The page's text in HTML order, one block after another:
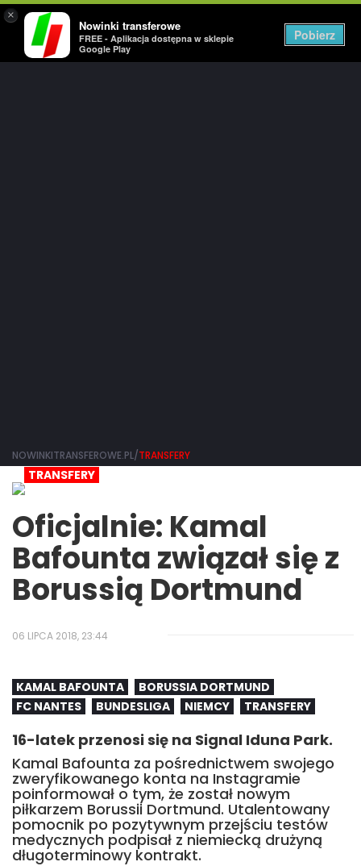
×
Nowinki transferowe
FREE - Aplikacja dostępna w sklepie
Google Play
Pobierz
NOWINKITRANSFEROWE.PL/TRANSFERY
TRANSFERY
Oficjalnie: Kamal
Bafounta związał się z
Borussią Dortmund
06 LIPCA 2018, 23:44
KAMAL BAFOUNTA
BORUSSIA DORTMUND
FC NANTES
BUNDESLIGA NIEMCY TRANSFERY
16-latek przenosi się na Signal Iduna Park.
Kamal Bafounta za pośrednictwem swojego
zweryfikowanego konta na Instagramie
poinformował o tym, że został nowym
piłkarzem Borussii Dortmund. Utalentowany
pomocnik po pozytywnym przejściu testów
medycznych podpisał z niemiecką drużyną
długoterminowy kontrakt.